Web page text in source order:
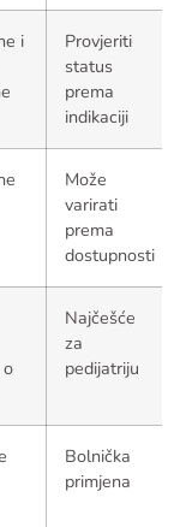
i
Provjeriti
status
prema
indikaciji
Može
varirati
prema
dostupnosti
Najčešće
za
pedijatriju
Bolnička
primjena